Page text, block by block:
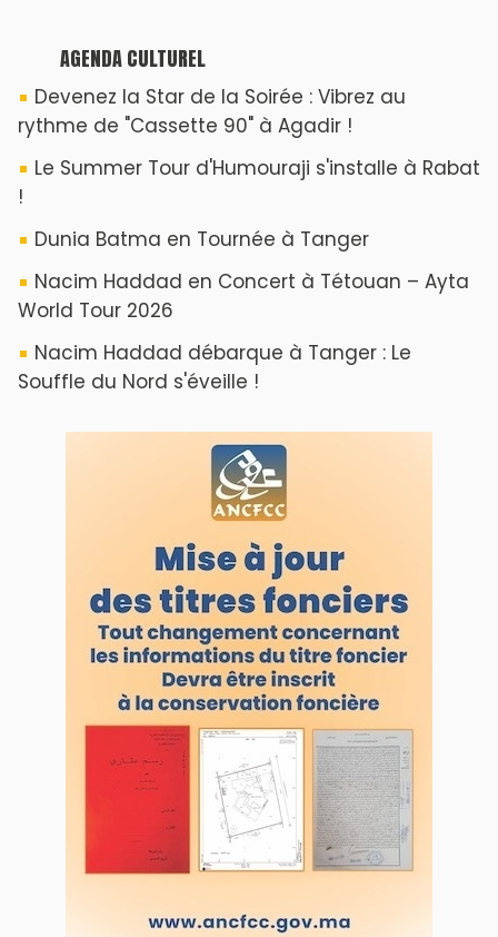
AGENDA CULTUREL
Devenez la Star de la Soirée : Vibrez au
rythme de "Cassette 90" à Agadir !
Le Summer Tour d'Humouraji s'installe à Rabat
!
Dunia Batma en Tournée à Tanger
Nacim Haddad en Concert à Tétouan – Ayta
World Tour 2026
Nacim Haddad débarque à Tanger : Le
Souffle du Nord s'éveille !